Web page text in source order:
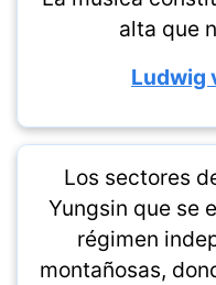
alta que
Ludwig
Los sectores
Yungsin que se
régimen
montañosas,